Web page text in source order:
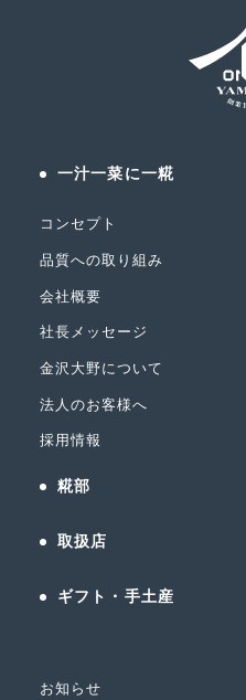
一汁一菜に一糀
コンセプト
品質への取り組み
会社概要
社長メッセージ
金沢大野について
法人のお客様へ
採用情報
糀部
取扱店
ギフト・手土産
お知らせ